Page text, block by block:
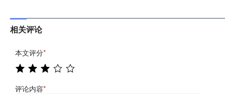
相关评论
本文评分*
评论内容*